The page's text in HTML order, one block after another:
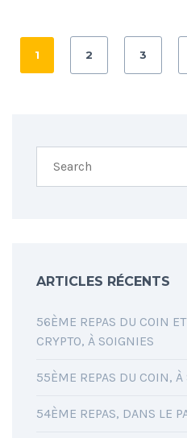
1 2 3
ARTICLES RÉCENTS
56ÈME REPAS DU COIN
CRYPTO, À SOIGNIES
55ÈME REPAS DU COIN,
54ÈME REPAS, DANS LE